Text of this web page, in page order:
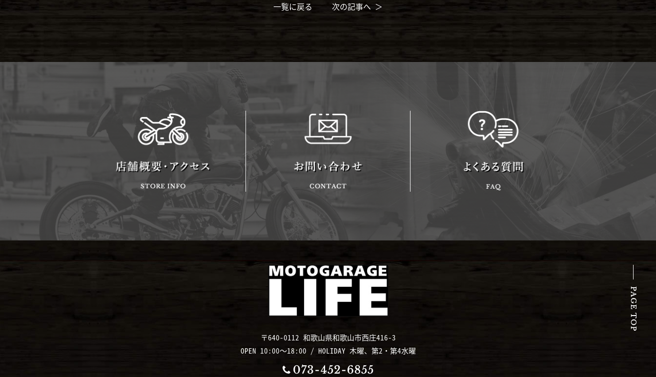
一覧に戻る 次の記事へ ＞
〒640-0112 和歌山県和歌山市西庄416-3
OPEN 10:00～18:00 / HOLIDAY 木曜、第2・第4水曜